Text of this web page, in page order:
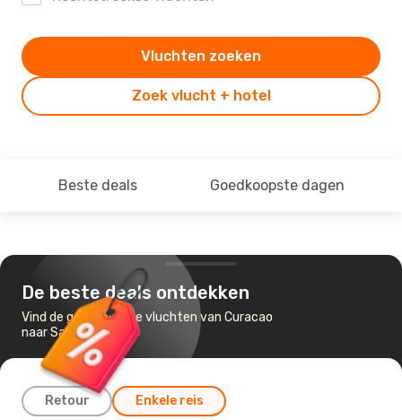
Zoek vlucht + hotel
Vluchten zoeken
Beste deals Goedkoopste dagen
De beste deals ontdekken
Vind de goedkoopste vluchten van Curacao
naar Santo Domingo
Retour Enkele reis